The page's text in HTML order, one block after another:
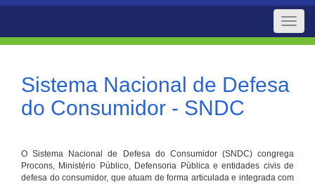
Toggle
Sistema Nacional de Defesa
do Consumidor - SNDC
O Sistema Nacional de Defesa do Consumidor (SNDC) congrega
Procons, Ministério Público, Defensoria Pública e entidades civis de
defesa do consumidor, que atuam de forma articulada e integrada com